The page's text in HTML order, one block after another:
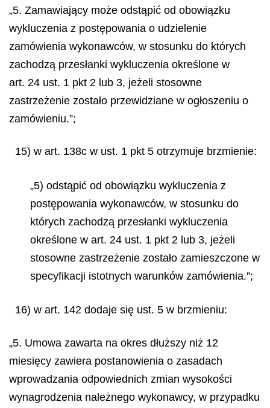
„5. Zamawiający może odstąpić od obowiązku
wykluczenia z postępowania o udzielenie
zamówienia wykonawców, w stosunku do których
zachodzą przesłanki wykluczenia określone w
art. 24 ust. 1 pkt 2 lub 3, jeżeli stosowne
zastrzeżenie zostało przewidziane w ogłoszeniu o
zamówieniu.”;
15) w art. 138c w ust. 1 pkt 5 otrzymuje brzmienie:
„5) odstąpić od obowiązku wykluczenia z
postępowania wykonawców, w stosunku do
których zachodzą przesłanki wykluczenia
określone w art. 24 ust. 1 pkt 2 lub 3, jeżeli
stosowne zastrzeżenie zostało zamieszczone w
specyfikacji istotnych warunków zamówienia.”;
16) w art. 142 dodaje się ust. 5 w brzmieniu:
„5. Umowa zawarta na okres dłuższy niż 12
miesięcy zawiera postanowienia o zasadach
wprowadzania odpowiednich zmian wysokości
wynagrodzenia należnego wykonawcy, w przypadku